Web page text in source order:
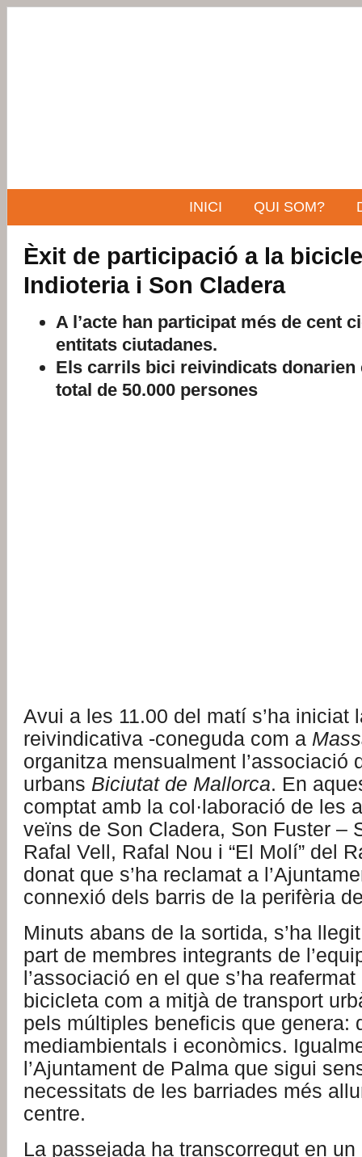
INICI QUI SOM?
Èxit de participació a la
Indioteria i Son Cladera
A l’acte han participat més de cent
entitats ciutadanes.
Els carrils bici reivindicats donarien
total de 50.000 persones
Avui a les 11.00 del matí s’ha iniciat
reivindicativa -coneguda com a
organitza mensualment l’associació
urbans Biciutat de Mallorca. En
comptat amb la col·laboració de les
veïns de Son Cladera, Son Fuster –
Rafal Vell, Rafal Nou i “El Molí” del
donat que s’ha reclamat a
connexió dels barris de la perifèria
Minuts abans de la sortida, s’ha
part de membres integrants de
l’associació en el que s’ha
bicicleta com a mitjà de transport
pels múltiples beneficis que genera:
mediambientals i econòmics.
l’Ajuntament de Palma que sigui
necessitats de les barriades més
centre.
La passejada ha transcorregut en